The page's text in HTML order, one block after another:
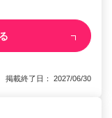
載終了日： 2027/06/30